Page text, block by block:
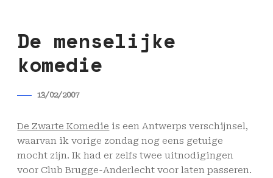
De menselijke
komedie
13/02/2007
De Zwarte Komedie is een Antwerps verschijnsel,
waarvan ik vorige zondag nog eens getuige
mocht zijn. Ik had er zelfs twee uitnodigingen
voor Club Brugge-Anderlecht voor laten passeren.